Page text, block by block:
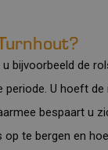
bijvoorbeeld de
periode. U hoeft
bespaart u
op te bergen en